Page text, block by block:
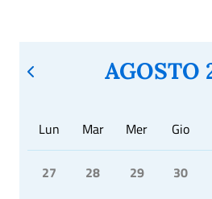
AGOSTO
Lun Mar Mer Gio
27 28 29 30